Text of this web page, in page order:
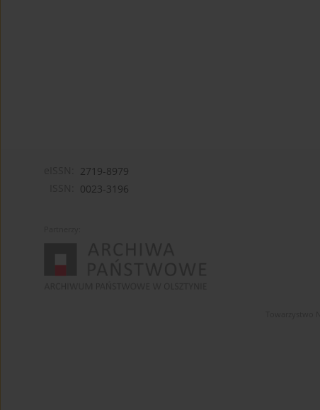
2719-8979
0023-3196